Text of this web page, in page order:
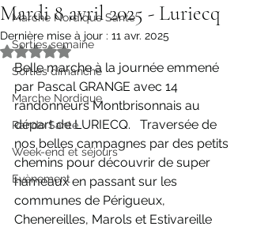
Marche Nordique Santé
Sorties semaine
Sorties dimanche
Marche Nordique
Rando Santé
Week-end et séjours
Evènement
Mardi 8 avril 2025 - Luriecq
Dernière mise à jour : 11 avr. 2025
Noté NaN étoiles sur 5.
Belle marche à la journée emmené
par Pascal GRANGE avec 14
randonneurs Montbrisonnais au
départ de LURIECQ.   Traversée de
nos belles campagnes par des petits
chemins pour découvrir de super
hameaux en passant sur les
communes de Périgueux,
Chenereilles, Marols et Estivareille